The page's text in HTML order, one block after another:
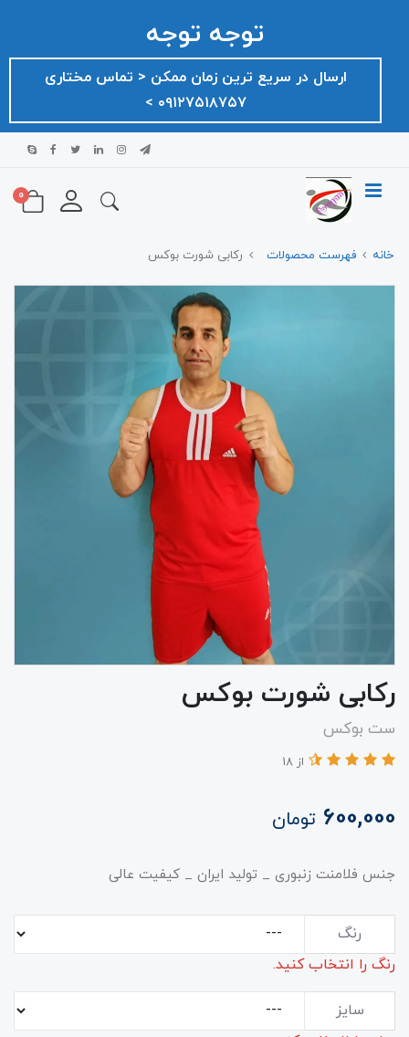
توجه توجه
ارسال در سریع ترین زمان ممکن ‌< تماس مختاری
۰۹۱۲۷۵۱۸۷۵۷ >
0
خانه فهرست محصولات رکابی شورت بوکس
رکابی شورت بوکس
ست بوکس
از 18
600,000 تومان
جنس فلامنت زنبوری _ تولید ایران _ کیفیت عالی
رنگ
رنگ را انتخاب کنید.
سایز